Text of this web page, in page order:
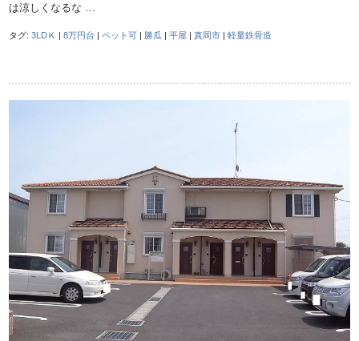
は涼しくなるな …
タグ:3LDＫ |8万円台 |ペット可 | 勝瓜 |平屋 |真岡市 |軽量鉄骨造